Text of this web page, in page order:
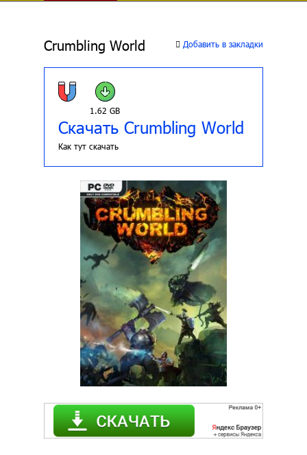
Crumbling World Добавить в закладки
1.62 GB
Скачать Crumbling World
Как тут скачать